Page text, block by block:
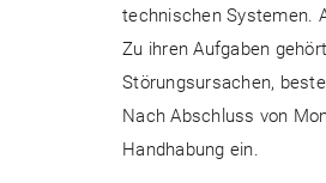
technischen Systemen.
Zu ihren Aufgaben
Störungsursachen,
Nach Abschluss von
Handhabung ein.